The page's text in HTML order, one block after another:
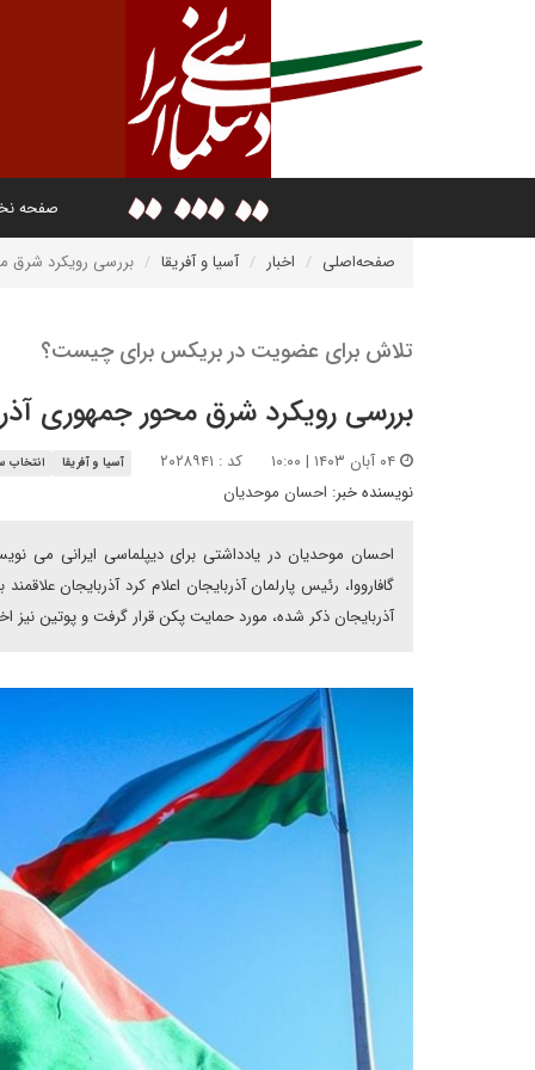
صفحه
صفحه‌اصلی اخبار آسیا و آفریقا بررسی رویکرد شرق
تلاش برای عضویت در بریکس برای چیست؟
بررسی رویکرد شرق محور جمهوری
کد : ۲۰۲۸۹۴۱ آسیا و آفریقا انتخاب
نویسنده خبر: احسان موحدیان
گافارووا، رئیس پارلمان آذربایجان اعلام کرد آذربایجان
آذربایجان ذکر شده، مورد حمایت پکن قرار گرفت و پوتین نیز